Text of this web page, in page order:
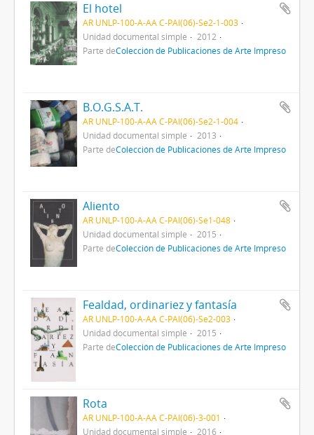
El hotel
AR UNLP-100-A-AA C-PAI(06)-Se2-1-003
Unidad documental simple
2012
Parte deColección de Publicaciones de Arte Impreso
B.O.G.S.A.T.
AR UNLP-100-A-AA C-PAI(06)-Se2-1-004
Unidad documental simple
2013
Parte deColección de Publicaciones de Arte Impreso
Aliento
AR UNLP-100-A-AA C-PAI(06)-Se1-048
Unidad documental simple
2015
Parte deColección de Publicaciones de Arte Impreso
Fealdad, ordinariez y fantasía
AR UNLP-100-A-AA C-PAI(06)-Se2-003
Unidad documental simple
2015
Parte deColección de Publicaciones de Arte Impreso
Rota
AR UNLP-100-A-AA C-PAI(06)-3-001
Unidad documental simple
2016